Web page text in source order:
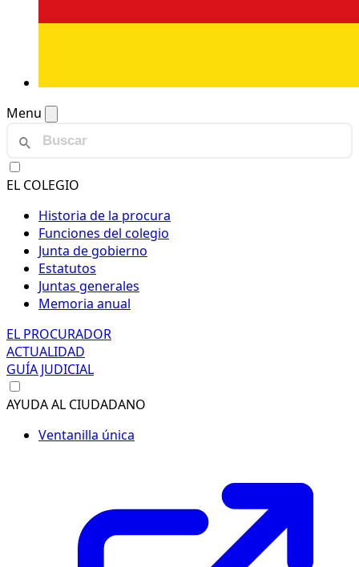
Menu
EL COLEGIO
Historia de la procura
Funciones del colegio
Junta de gobierno
Estatutos
Juntas generales
Memoria anual
EL PROCURADOR
ACTUALIDAD
GUÍA JUDICIAL
AYUDA AL CIUDADANO
Ventanilla única